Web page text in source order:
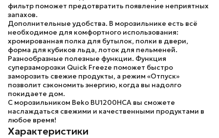
фильтр поможет предотвратить появление неприятных
запахов.
Дополнительные удобства. В морозильнике есть всё
необходимое для комфортного использования:
хромированная полка для бутылок, полки в двери,
форма для кубиков льда, лоток для пельменей.
Разнообразные полезные функции. Функция
суперзаморозки Quick Freeze поможет быстро
заморозить свежие продукты, а режим «Отпуск»
позволит сэкономить энергию, когда вы надолго
покидаете дом.
С морозильником Beko BU1200HCA вы сможете
наслаждаться свежими и качественными продуктами в
любое время!
Характеристики